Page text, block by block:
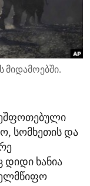
მიდამოებში.
სომხეთის და
დიდი ხანია